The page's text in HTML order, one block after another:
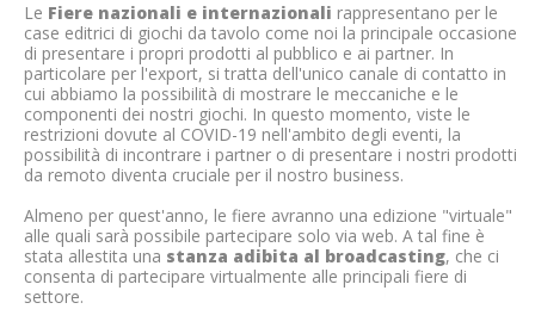
Le Fiere nazionali e internazionali rappresentano per le
case editrici di giochi da tavolo come noi la principale occasione
di presentare i propri prodotti al pubblico e ai partner. In
particolare per l'export, si tratta dell'unico canale di contatto in
cui abbiamo la possibilità di mostrare le meccaniche e le
componenti dei nostri giochi. In questo momento, viste le
restrizioni dovute al COVID-19 nell'ambito degli eventi, la
possibilità di incontrare i partner o di presentare i nostri prodotti
da remoto diventa cruciale per il nostro business.
Almeno per quest'anno, le fiere avranno una edizione "virtuale"
alle quali sarà possibile partecipare solo via web. A tal fine è
stata allestita una stanza adibita al broadcasting, che ci
consenta di partecipare virtualmente alle principali fiere di
settore.